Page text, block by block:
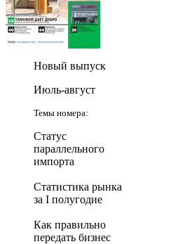
Новый выпуск
Июль-август
Темы номера:
Статус
параллельного
импорта
Статистика рынка
за I полугодие
Как правильно
передать бизнес